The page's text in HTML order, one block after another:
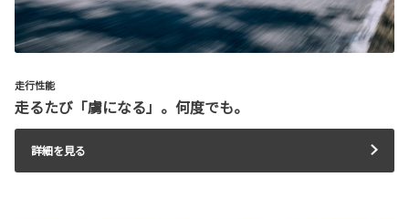
走行性能
走るたび「虜になる」。何度でも。
詳細を見る